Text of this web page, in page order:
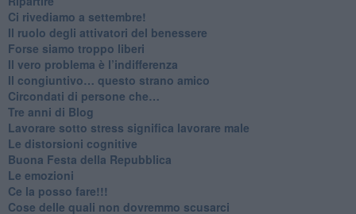
​Ci rivediamo a settembre!
​Il ruolo degli attivatori del benessere
​Forse siamo troppo liberi
​Il vero problema è l’indifferenza
​Il congiuntivo… questo strano amico
​Circondati di persone che…
​Tre anni di Blog
​Lavorare sotto stress significa lavorare male
​Le distorsioni cognitive
​Buona Festa della Repubblica
Le emozioni
​Ce la posso fare!!!
​Cose delle quali non dovremmo scusarci